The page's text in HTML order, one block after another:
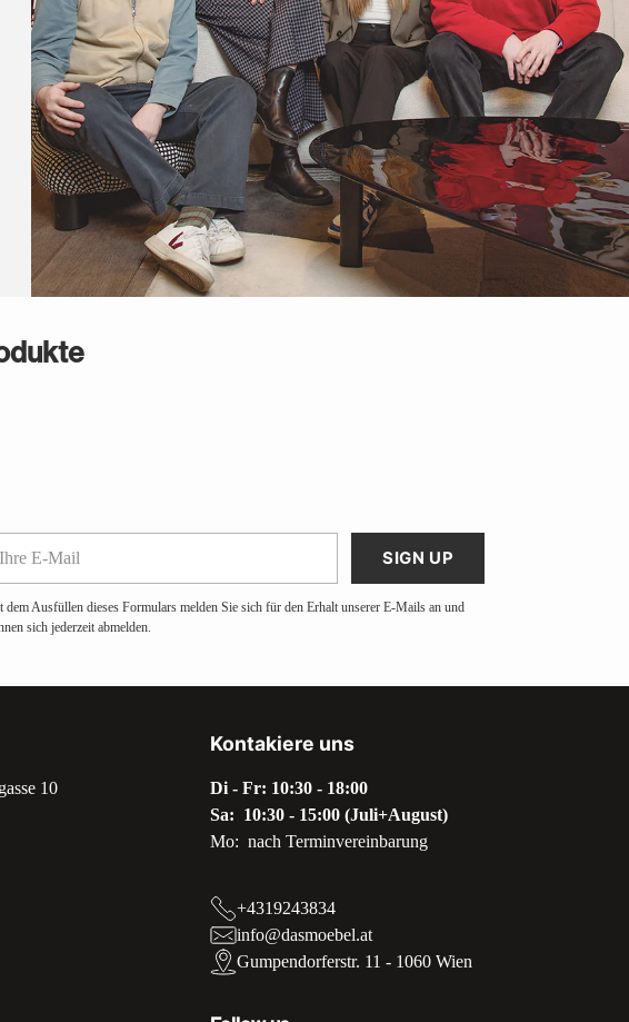
SIGN UP
dem Ausfüllen dieses Formulars melden Sie sich für den Erhalt unserer E-Mails an und
sich jederzeit abmelden.
10
Kontakiere uns
Di - Fr: 10:30 - 18:00
Sa: 10:30 - 15:00 (Juli+August)
Mo: nach Terminvereinbarung
+4319243834
info@dasmoebel.at
Gumpendorferstr. 11 - 1060 Wien